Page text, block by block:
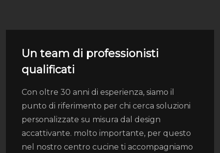
Un team di professionisti
qualificati
Con oltre 30 anni di esperienza, siamo il
punto di riferimento per chi cerca soluzioni
personalizzate su misura dal design
accattivante. molto importante, per questo
nel nostro centro cucine ti accompagniamo